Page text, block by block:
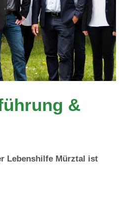
&
Lebenshilfe Mürztal ist